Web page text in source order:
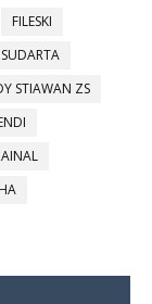
FILESKI
STIAWAN ZS